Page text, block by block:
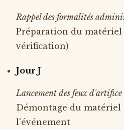
Rappel des formalités
Préparation du matériel
vérification)
Jour J
Lancement des feux
Démontage du matériel
l'événement